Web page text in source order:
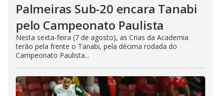
Palmeiras Sub-20 encara Tanabi
pelo Campeonato Paulista
Nesta sexta-feira (7 de agosto), as Crias da Academia
terão pela frente o Tanabi, pela décima rodada do
Campeonato Paulista...